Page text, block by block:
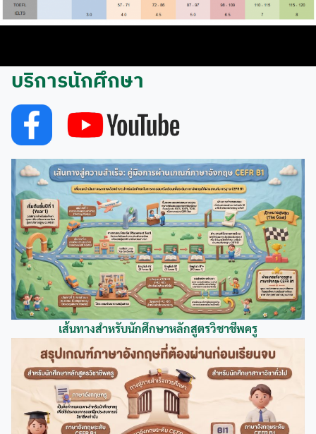
บริการนักศึกษา
เส้นทางสำหรับนักศึกษาหลักสูตรวิชาชีพครู